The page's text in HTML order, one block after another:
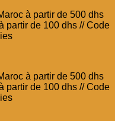
à partir de 500 dhs
partir de 100 dhs // Code
à partir de 500 dhs
partir de 100 dhs // Code